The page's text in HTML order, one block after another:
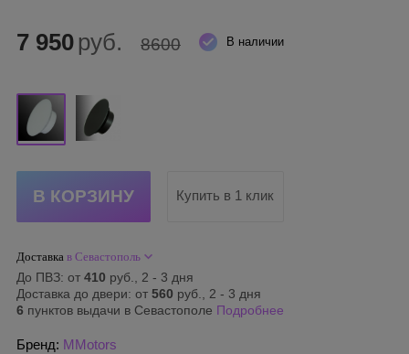
В наличии
7 950 руб. 8600
Купить в 1 клик
Доставка в Севастополь
До ПВЗ: от 410 руб., 2 - 3 дня
Доставка до двери: от 560 руб., 2 - 3 дня
6 пунктов выдачи в Севастополе Подробнее
Бренд: MMotors